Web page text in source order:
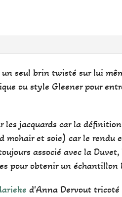
seul brin twisté sur lui
ou style Gleener pour
jacquards car la
mohair et soie) car le
associé avec la
pour obtenir un échantillon
d'Anna Dervout tricoté